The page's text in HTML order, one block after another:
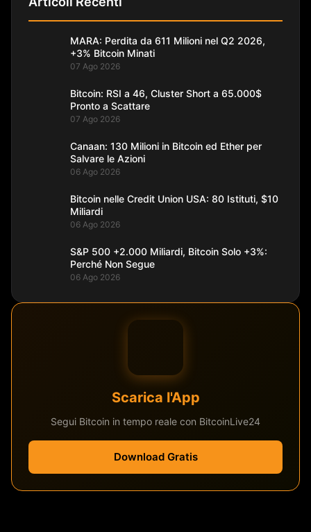
MARA: Perdita da 611 Milioni nel Q2 2026,
+3% Bitcoin Minati
07 Ago 2026
Bitcoin: RSI a 46, Cluster Short a 65.000$
Pronto a Scattare
07 Ago 2026
Canaan: 130 Milioni in Bitcoin ed Ether per
Salvare le Azioni
06 Ago 2026
Bitcoin nelle Credit Union USA: 80 Istituti, $10
Miliardi
06 Ago 2026
S&P 500 +2.000 Miliardi, Bitcoin Solo +3%:
Perché Non Segue
06 Ago 2026
Scarica l'App
Segui Bitcoin in tempo reale con BitcoinLive24
Download Gratis